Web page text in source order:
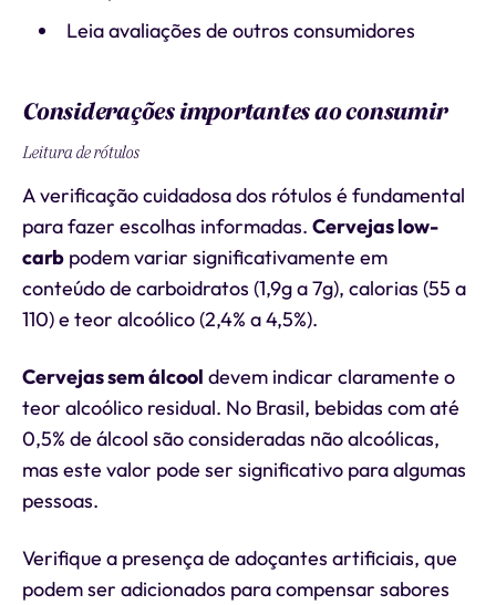
Leia avaliações de outros consumidores
Considerações importantes ao consumir
Leitura de rótulos
A verificação cuidadosa dos rótulos é fundamental
para fazer escolhas informadas. Cervejas low-
carb podem variar significativamente em
conteúdo de carboidratos (1,9g a 7g), calorias (55 a
110) e teor alcoólico (2,4% a 4,5%).
Cervejas sem álcool devem indicar claramente o
teor alcoólico residual. No Brasil, bebidas com até
0,5% de álcool são consideradas não alcoólicas,
mas este valor pode ser significativo para algumas
pessoas.
Verifique a presença de adoçantes artificiais, que
podem ser adicionados para compensar sabores